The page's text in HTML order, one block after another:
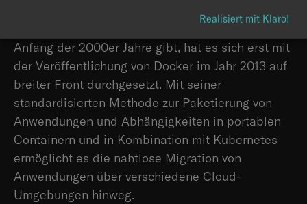
der modernen Softwareentwicklung. Obwohl es
Anfang der 2000er Jahre gibt, hat es sich erst mit
der Veröffentlichung von Docker im Jahr 2013 auf
breiter Front durchgesetzt. Mit seiner
standardisierten Methode zur Paketierung von
Anwendungen und Abhängigkeiten in portablen
Containern und in Kombination mit Kubernetes
ermöglicht es die nahtlose Migration von
Anwendungen über verschiedene Cloud-
Umgebungen hinweg.
Realisiert mit Klaro!